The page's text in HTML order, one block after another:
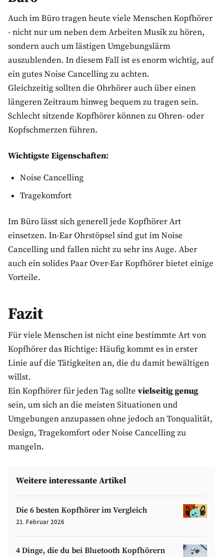
Auch im Büro tragen heute viele Menschen Kopfhörer
- nicht nur um neben dem Arbeiten Musik zu hören,
sondern auch um lästigen Umgebungslärm
auszublenden. In diesem Fall ist es enorm wichtig, auf
ein gutes Noise Cancelling zu achten.
Gleichzeitig sollten die Ohrhörer auch über einen
längeren Zeitraum hinweg bequem zu tragen sein.
Schlecht sitzende Kopfhörer können zu Ohren- oder
Kopfschmerzen führen.
Wichtigste Eigenschaften:
Noise Cancelling
Tragekomfort
Im Büro lässt sich generell jede Kopfhörer Art
einsetzen. In-Ear Ohrstöpsel sind gut im Noise
Cancelling und fallen nicht zu sehr ins Auge. Aber
auch ein solides Paar Over-Ear Kopfhörer bietet einige
Vorteile.
Fazit
Für viele Menschen ist nicht eine bestimmte Art von
Kopfhörer das Richtige: Häufig kommt es in erster
Linie auf die Tätigkeiten an, die du damit bewältigen
willst.
Ein Kopfhörer für jeden Tag sollte vielseitig genug
sein, um sich an die meisten Situationen und
Umgebungen anzupassen ohne jedoch an Tonqualität,
Design, Tragekomfort oder Noise Cancelling zu
mangeln.
Weitere interessante Artikel
Die 6 besten Kopfhörer im Vergleich
21. Februar 2026
4 Dinge, die du bei Bluetooth Kopfhörern